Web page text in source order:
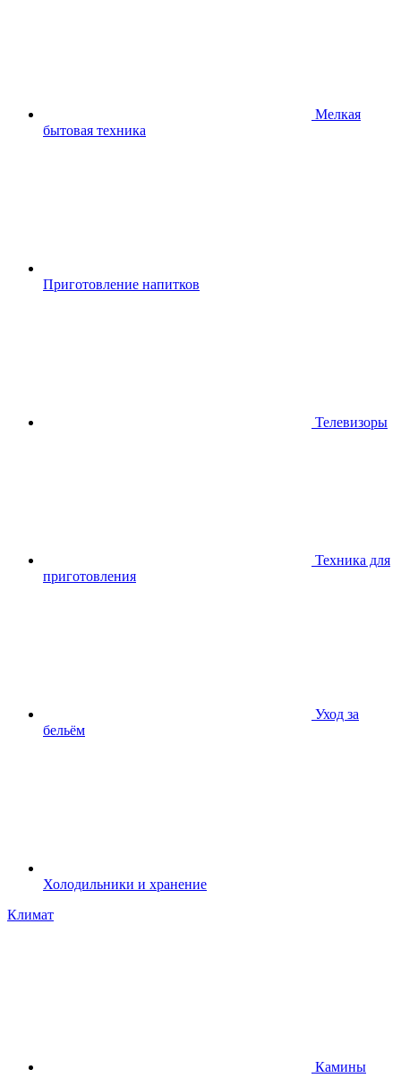
Мелкая
бытовая техника
Приготовление напитков
Телевизоры
Техника для
приготовления
Уход за
бельём
Холодильники и хранение
Климат
Камины